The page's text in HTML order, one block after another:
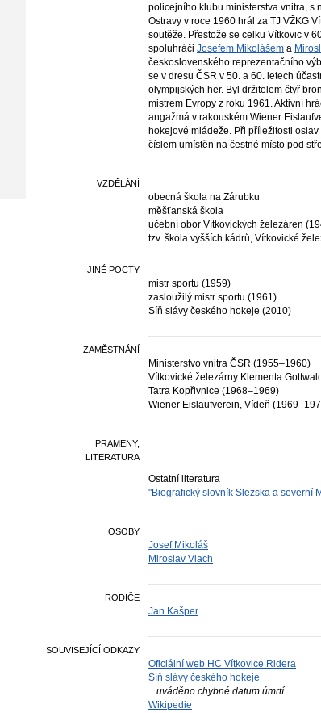
policejního klubu ministerstva vnitra, s
Ostravy v roce 1960 hrál za TJ VŽKG
soutěže. Přestože se celku Vítkovic v
spoluhráči Josefem Mikolášem a
československého reprezentačního
se v dresu ČSR v 50. a 60. letech
olympijských her. Byl držitelem čtyř
mistrem Evropy z roku 1961. Aktivní
angažmá v rakouském Wiener
hokejové mládeže. Při příležitosti
číslem umístěn na čestné místo pod
VZDĚLÁNÍ
obecná škola na Zárubku
měšťanská škola
učební obor Vítkovických železáren
tzv. škola vyšších kádrů, Vítkovické
JINÉ POCTY
mistr sportu (1959)
zasloužilý mistr sportu (1961)
Síň slávy českého hokeje (2010)
ZAMĚSTNÁNÍ
Ministerstvo vnitra ČSR (1955–1960)
Vítkovické železárny Klementa
Tatra Kopřivnice (1968–1969)
Wiener Eislaufverein, Vídeň
PRAMENY,
LITERATURA
Ostatní literatura
"Biografický slovník Slezska a severní
OSOBY
Josef Mikoláš
Miroslav Vlach
RODIČE
Jan Kašper
SOUVISEJÍCÍ ODKAZY
Oficiální web HC Vítkovice Ridera
Síň slávy českého hokeje
uváděno chybné datum úmrtí
Wikipedie